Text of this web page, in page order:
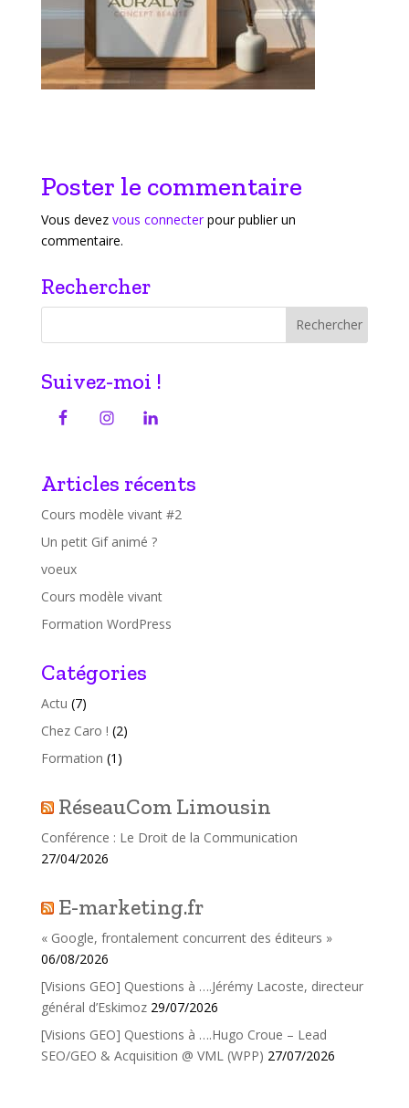
Poster le commentaire
Vous devez vous connecterpour publier un
commentaire.
Rechercher
Suivez-moi !
Articles récents
Cours modèle vivant #2
Un petit Gif animé ?
voeux
Cours modèle vivant
Formation WordPress
Catégories
Actu (7)
Chez Caro ! (2)
Formation (1)
RéseauCom Limousin
Conférence : Le Droit de la Communication
27/04/2026
E-marketing.fr
« Google, frontalement concurrent des éditeurs »
06/08/2026
[Visions GEO] Questions à ….Jérémy Lacoste, directeur
général d’Eskimoz 29/07/2026
[Visions GEO] Questions à ….Hugo Croue – Lead
SEO/GEO & Acquisition @ VML (WPP) 27/07/2026